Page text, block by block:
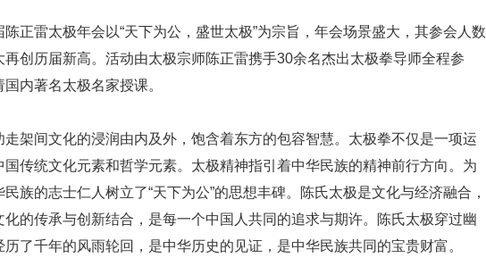
陈正雷太极年会以“天下为公，盛世太极”为宗旨，年会场景盛大，其参会人数
再创历届新高。活动由太极宗师陈正雷携手30余名杰出太极拳导师全程参
内著名太极名家授课。
走架间文化的浸润由内及外，饱含着东方的包容智慧。太极拳不仅是一项运
国传统文化元素和哲学元素。太极精神指引着中华民族的精神前行方向。为
民族的志士仁人树立了“天下为公”的思想丰碑。陈氏太极是文化与经济融合，
化的传承与创新结合，是每一个中国人共同的追求与期许。陈氏太极穿过幽
历了千年的风雨轮回，是中华历史的见证，是中华民族共同的宝贵财富。